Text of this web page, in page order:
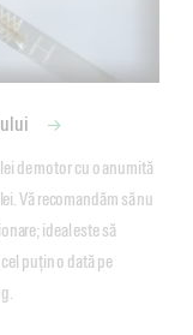
de motor cu o anumită
Vă recomandăm să nu
ideal este să
puțin o dată pe